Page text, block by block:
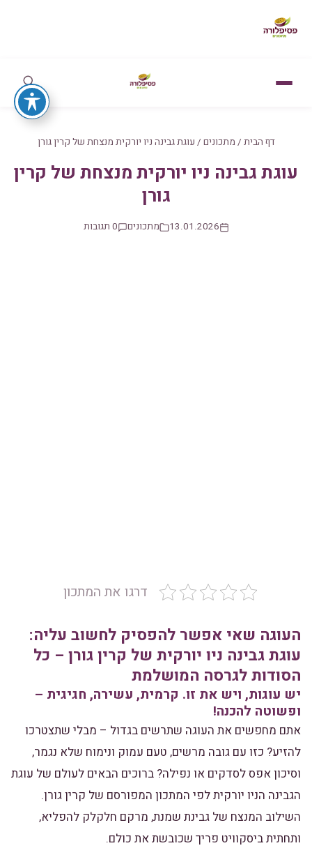
דף הבית / מתכונים / עוגת גבינה ניו יורקית מנצחת של קרין גורן
עוגת גבינה ניו יורקית מנצחת של קרין
גורן
13.01.2026 מתכונים 0 תגובות
דרגו את המתכון
העוגה שאי אפשר להפסיק לחשוב עליה:
עוגת גבינה ניו יורקית של קרין גורן – כל
הסודות לגרסה המושלמת
יש עוגות, ויש את זו. קרמית, עשירה, חגיגית –
ופשוטה להכנה!
אתם מחפשים את העוגה שתרשים בגדול – מבלי שתצטרכו
להזיע? כזו עם גובה מרשים, טעם עמוק ונימוח שלא נגמר,
וסיכון אפס לסדקים או נפילה? ברוכים הבאים לעולם של עוגת
הגבינה הניו יורקית לפי המתכון המפורסם של קרין גורן.
השילוב המנצח של גבינת שמנת, מרקם חלקלק להפליא,
ותחתית ביסקוויט פריך שכובשת את כולם.